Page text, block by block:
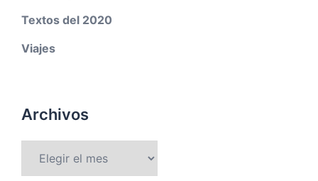
Textos del 2020
Viajes
Archivos